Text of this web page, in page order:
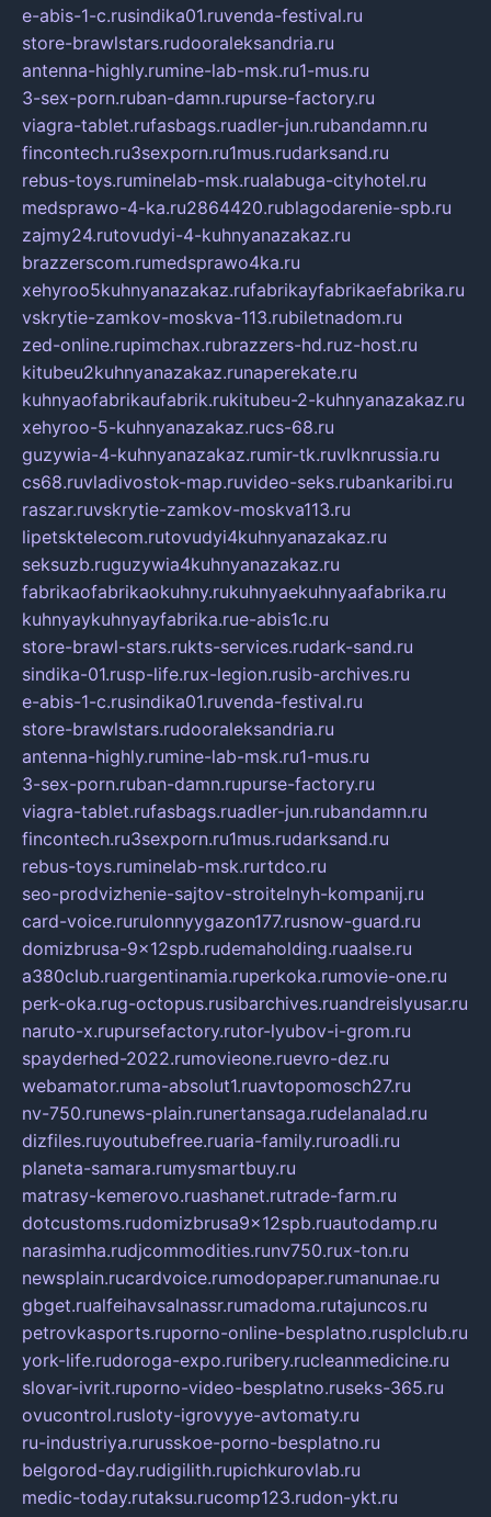
e-abis-1-c.rusindika01.ruvenda-festival.ru
store-brawlstars.rudooraleksandria.ru
antenna-highly.rumine-lab-msk.ru1-mus.ru
3-sex-porn.ruban-damn.rupurse-factory.ru
viagra-tablet.rufasbags.ruadler-jun.rubandamn.ru
fincontech.ru3sexporn.ru1mus.rudarksand.ru
rebus-toys.ruminelab-msk.rualabuga-cityhotel.ru
medsprawo-4-ka.ru2864420.rublagodarenie-spb.ru
zajmy24.rutovudyi-4-kuhnyanazakaz.ru
brazzerscom.rumedsprawo4ka.ru
xehyroo5kuhnyanazakaz.rufabrikayfabrikaefabrika.ru
vskrytie-zamkov-moskva-113.rubiletnadom.ru
zed-online.rupimchax.rubrazzers-hd.ruz-host.ru
kitubeu2kuhnyanazakaz.runaperekate.ru
kuhnyaofabrikaufabrik.rukitubeu-2-kuhnyanazakaz.ru
xehyroo-5-kuhnyanazakaz.rucs-68.ru
guzywia-4-kuhnyanazakaz.rumir-tk.ruvlknrussia.ru
cs68.ruvladivostok-map.ruvideo-seks.rubankaribi.ru
raszar.ruvskrytie-zamkov-moskva113.ru
lipetsktelecom.rutovudyi4kuhnyanazakaz.ru
seksuzb.ruguzywia4kuhnyanazakaz.ru
fabrikaofabrikaokuhny.rukuhnyaekuhnyaafabrika.ru
kuhnyaykuhnyayfabrika.rue-abis1c.ru
store-brawl-stars.rukts-services.rudark-sand.ru
sindika-01.rusp-life.rux-legion.rusib-archives.ru
e-abis-1-c.rusindika01.ruvenda-festival.ru
store-brawlstars.rudooraleksandria.ru
antenna-highly.rumine-lab-msk.ru1-mus.ru
3-sex-porn.ruban-damn.rupurse-factory.ru
viagra-tablet.rufasbags.ruadler-jun.rubandamn.ru
fincontech.ru3sexporn.ru1mus.rudarksand.ru
rebus-toys.ruminelab-msk.rurtdco.ru
seo-prodvizhenie-sajtov-stroitelnyh-kompanij.ru
card-voice.rurulonnyygazon177.rusnow-guard.ru
domizbrusa-9x12spb.rudemaholding.ruaalse.ru
a380club.ruargentinamia.ruperkoka.rumovie-one.ru
perk-oka.rug-octopus.rusibarchives.ruandreislyusar.ru
naruto-x.rupursefactory.rutor-lyubov-i-grom.ru
spayderhed-2022.rumovieone.ruevro-dez.ru
webamator.ruma-absolut1.ruavtopomosch27.ru
nv-750.runews-plain.runertansaga.rudelanalad.ru
dizfiles.ruyoutubefree.ruaria-family.ruroadli.ru
planeta-samara.rumysmartbuy.ru
matrasy-kemerovo.ruashanet.rutrade-farm.ru
dotcustoms.rudomizbrusa9x12spb.ruautodamp.ru
narasimha.rudjcommodities.runv750.rux-ton.ru
newsplain.rucardvoice.rumodopaper.rumanunae.ru
gbget.rualfeihavsalnassr.rumadoma.rutajuncos.ru
petrovkasports.ruporno-online-besplatno.rusplclub.ru
york-life.rudoroga-expo.ruribery.rucleanmedicine.ru
slovar-ivrit.ruporno-video-besplatno.ruseks-365.ru
ovucontrol.rusloty-igrovyye-avtomaty.ru
ru-industriya.rurusskoe-porno-besplatno.ru
belgorod-day.rudigilith.rupichkurovlab.ru
medic-today.rutaksu.rucomp123.rudon-ykt.ru